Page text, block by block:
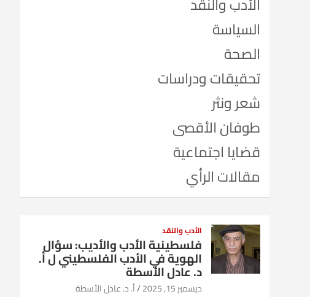
السياسة
الصحة
تحقيقات ودراسات
شعر ونثر
طوفان الأقصى
قضايا اجتماعية
مقالات الرأي
الأدب والنقد
فلسطينية الأدب والأديب: سؤال
الهوية في الأدب الفلسطيني ل أ.
د. عادل الأسطة
ديسمبر 15, 2025 أ. د. عادل الأسطة